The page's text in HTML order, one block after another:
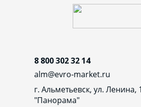
8 800 302 32 14
alm@evro-market.ru
г. Альметьевск, ул. Ленина,
"Панорама"